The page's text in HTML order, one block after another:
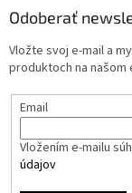
Odoberať
Vložte svoj e-mail a
produktoch na našom
Email
Vložením e-mailu
údajov